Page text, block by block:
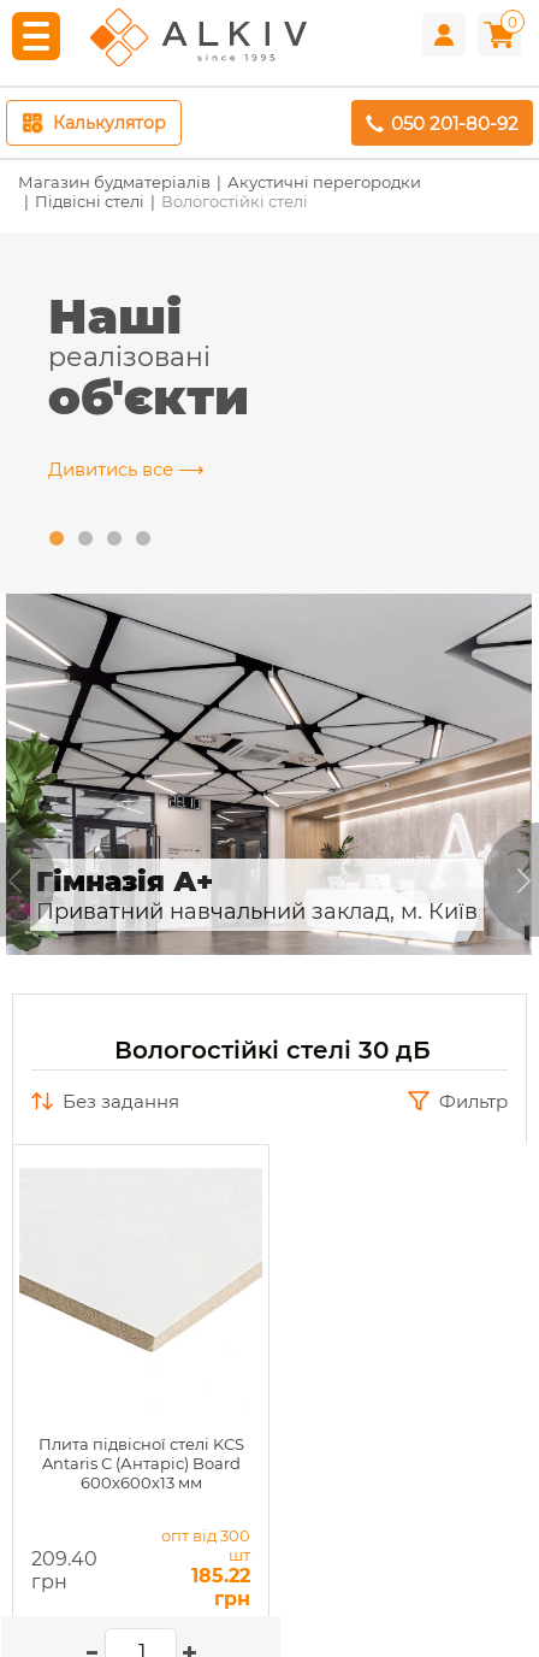
0
Калькулятор 050 201-80-92
Магазин будматеріалів
Акустичні перегородки
Підвісні стелі
Вологостійкі стелі
Наші
реалізовані
об'єкти
Дивитись все ⟶
Гімназія А+
Приватний навчальний заклад, м. Київ
Вологостійкі стелі 30 дБ
без задання Фильтр
Плита підвісної стелі KCS
Antaris C (Антаріс) Board
600х600х13 мм
209.40
грн
опт від 300
шт
185.22
грн